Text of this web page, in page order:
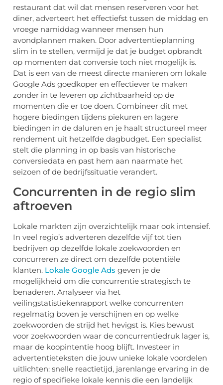
restaurant dat wil dat mensen reserveren voor het
diner, adverteert het effectiefst tussen de middag en
vroege namiddag wanneer mensen hun
avondplannen maken. Door advertentieplanning
slim in te stellen, vermijd je dat je budget opbrandt
op momenten dat conversie toch niet mogelijk is.
Dat is een van de meest directe manieren om lokale
Google Ads goedkoper en effectiever te maken
zonder in te leveren op zichtbaarheid op de
momenten die er toe doen. Combineer dit met
hogere biedingen tijdens piekuren en lagere
biedingen in de daluren en je haalt structureel meer
rendement uit hetzelfde dagbudget. Een specialist
stelt die planning in op basis van historische
conversiedata en past hem aan naarmate het
seizoen of de bedrijfssituatie verandert.
Concurrenten in de regio slim
aftroeven
Lokale markten zijn overzichtelijk maar ook intensief.
In veel regio’s adverteren dezelfde vijf tot tien
bedrijven op dezelfde lokale zoekwoorden en
concurreren ze direct om dezelfde potentiële
klanten. Lokale Google Ads geven je de
mogelijkheid om die concurrentie strategisch te
benaderen. Analyseer via het
veilingstatistiekenrapport welke concurrenten
regelmatig boven je verschijnen en op welke
zoekwoorden de strijd het hevigst is. Kies bewust
voor zoekwoorden waar de concurrentiedruk lager is,
maar de koopintentie hoog blijft. Investeer in
advertentieteksten die jouw unieke lokale voordelen
uitlichten: snelle reactietijd, jarenlange ervaring in de
regio of specifieke lokale kennis die een landelijk